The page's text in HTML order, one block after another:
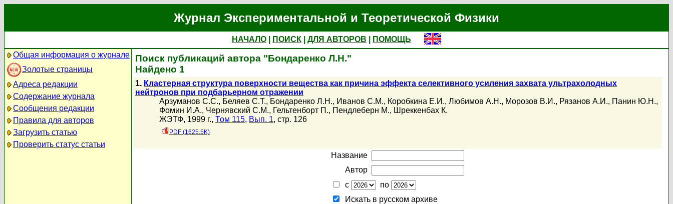
Журнал Экспериментальной и Теоретической Физики
НАЧАЛО ПОИСК ДЛЯ АВТОРОВ
ПОМОЩЬ
Общая информация о журнале
Золотые страницы
Адреса редакции
Содержание журнала
Сообщения редакции
Правила для авторов
Загрузить статью
Проверить статус статьи
Поиск публикаций автора "Бондаренко Л.Н."
Найдено 1
1. Кластерная структура поверхности вещества как причина эффекта селективного усиления захвата ультрахолодных
нейтронов при подбарьерном отражении
Арзуманов С.С., Беляев С.Т., Бондаренко Л.Н., Иванов С.М., Коробкина Е.И., Любимов А.Н., Морозов В.И., Рязанов А.И., Панин Ю.Н.,
Фомин И.А., Чернявский С.М., Гельтенборт П., Пендлеберн М., Шреккенбах К.
ЖЭТФ, 1999 г., Том 115, Вып. 1, стр. 126
PDF (1625.5K)
Название
Автор
с
по
Искать в русском архиве